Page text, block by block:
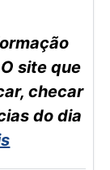
site que
checar
do dia